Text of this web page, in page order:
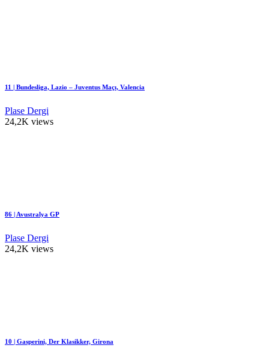
11 | Bundesliga, Lazio – Juventus Maçı, Valencia
Plase Dergi
24,2K views
86 | Avustralya GP
Plase Dergi
24,2K views
10 | Gasperini, Der Klasikker, Girona